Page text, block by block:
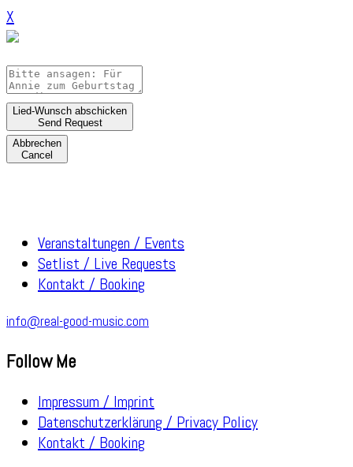
X
Lied-Wunsch abschicken
Send Request
Abbrechen
Cancel
Veranstaltungen / Events
Setlist / Live Requests
Kontakt / Booking
info@real-good-music.com
Follow Me
Impressum / Imprint
Datenschutzerklärung / Privacy Policy
Kontakt / Booking